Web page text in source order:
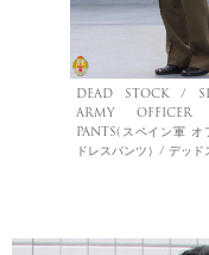
DEAD STOCK /
ARMY OFFICER
PANTS(スペイン軍 オ
ドレスパンツ）/ デッド